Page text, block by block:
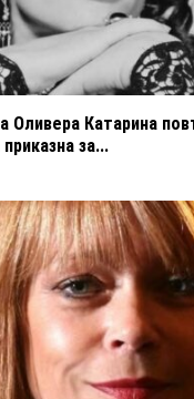
Оливера Катарина
за...